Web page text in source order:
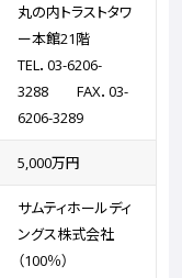
丸の内トラストタワ
ー本館21階
TEL．03-6206-
3288 FAX．03-
6206-3289
5,000万円
サムティホールディ
ングス株式会社
（100％）